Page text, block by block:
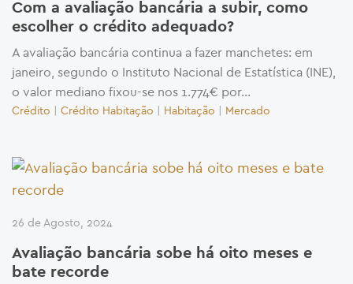
Com a avaliação bancária a subir, como
escolher o crédito adequado?
A avaliação bancária continua a fazer manchetes: em
janeiro, segundo o Instituto Nacional de Estatística (INE),
o valor mediano fixou-se nos 1.774€ por...
Crédito | Crédito Habitação | Habitação | Mercado
26 de Agosto, 2024
Avaliação bancária sobe há oito meses e
bate recorde